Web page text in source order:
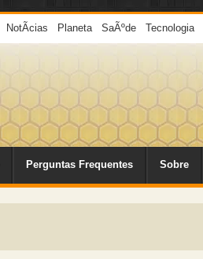
NotÃ­cias Planeta SaÃºde Tecnologia
Perguntas Frequentes Sobre